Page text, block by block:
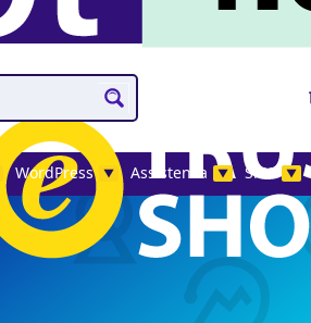
WordPress ▼ Assistenza ▼ SMS ▼